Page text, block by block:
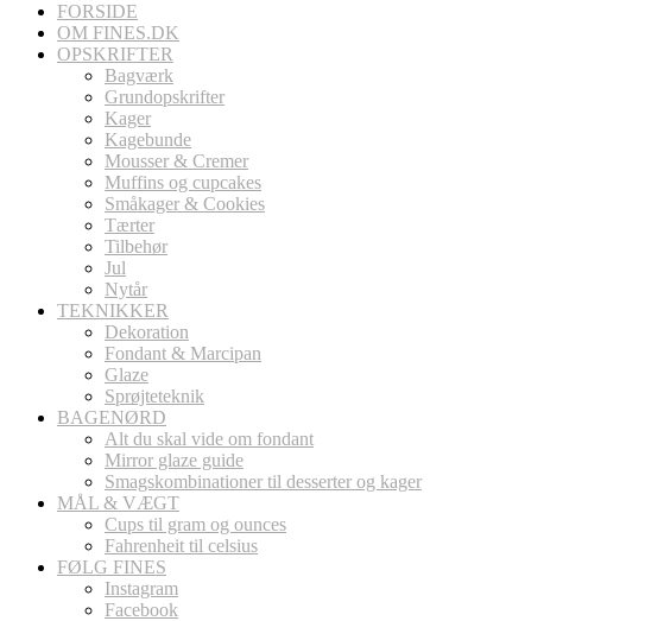
FORSIDE
OM FINES.DK
OPSKRIFTER
Bagværk
Grundopskrifter
Kager
Kagebunde
Mousser & Cremer
Muffins og cupcakes
Småkager & Cookies
Tærter
Tilbehør
Jul
Nytår
TEKNIKKER
Dekoration
Fondant & Marcipan
Glaze
Sprøjteteknik
BAGENØRD
Alt du skal vide om fondant
Mirror glaze guide
Smagskombinationer til desserter og kager
MÅL & VÆGT
Cups til gram og ounces
Fahrenheit til celsius
FØLG FINES
Instagram
Facebook